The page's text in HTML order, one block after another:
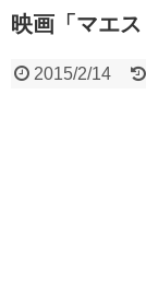
映画「マエ
2015/2/14